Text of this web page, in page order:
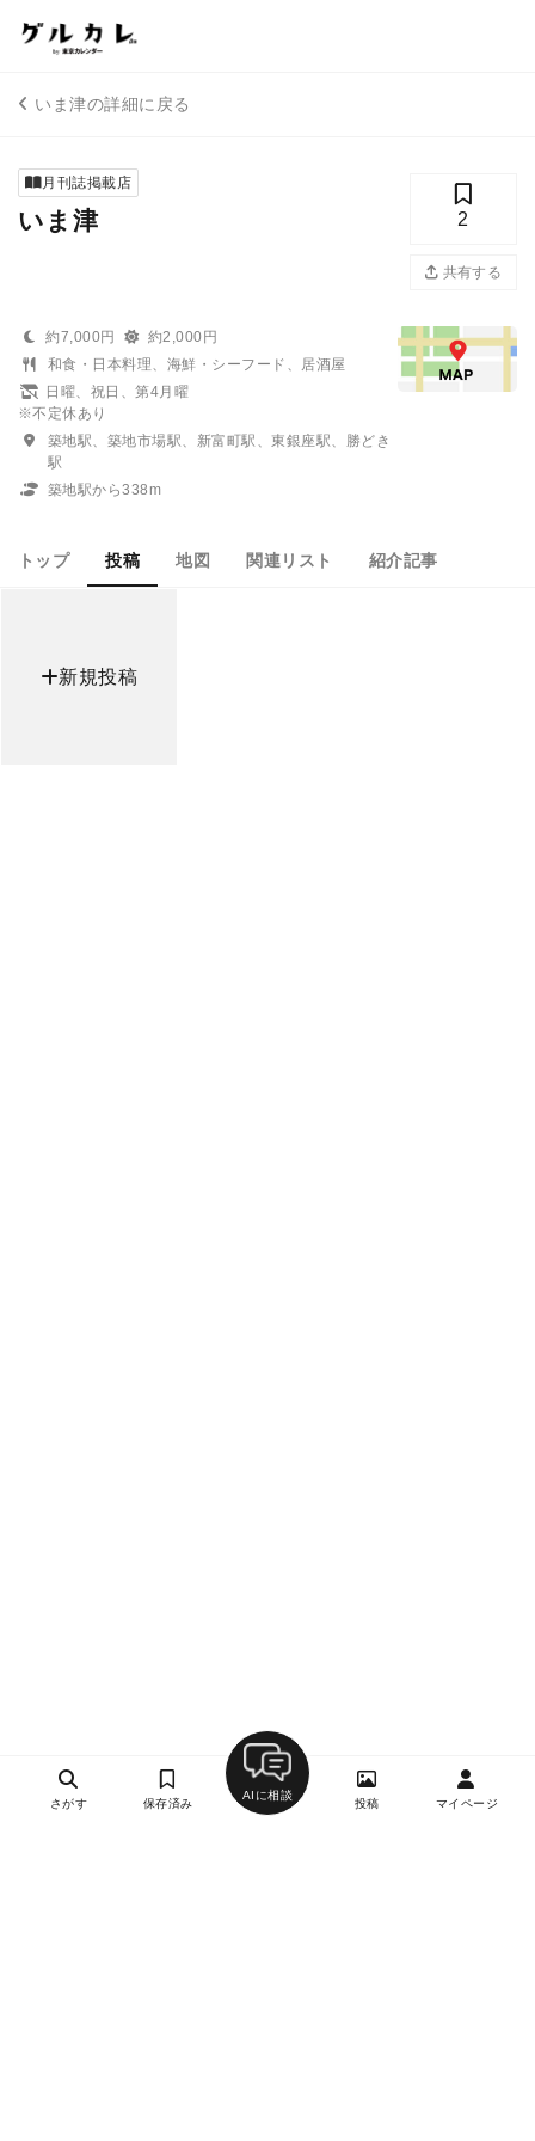
いま津の詳細に戻る
月刊誌掲載店
いま津 2
共有する
約7,000円
約2,000円
和食・日本料理、海鮮・シーフード、居酒屋
日曜、祝日、第4月曜
※不定休あり
築地駅、築地市場駅、新富町駅、東銀座駅、勝どき
駅
築地駅から338m
トップ 投稿 地図 関連リスト 紹介記事
新規投稿
さがす 保存済み
AIに相談
投稿 マイページ